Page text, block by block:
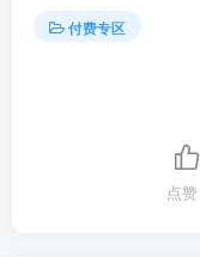
付费专区
点赞